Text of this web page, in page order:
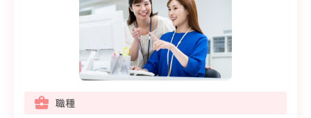
職種